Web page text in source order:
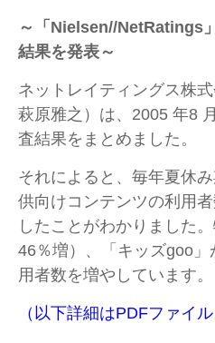
～「Nielsen//NetRatings
結果を発表～
ネットレイティングス株
萩原雅之）は、2005 年8
査結果をまとめました。
それによると、毎年夏休
供向けコンテンツの利用
したことがわかりました
46％増）、「キッズgoo
用者数を増やしています。
（以下詳細はPDFファイ